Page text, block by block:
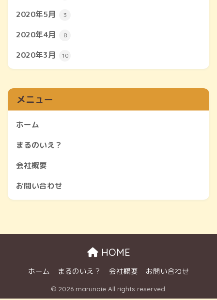
2020年5月 3
2020年4月 8
2020年3月 10
メニュー
ホーム
まるのいえ？
会社概要
お問い合わせ
HOME
ホーム まるのいえ？ 会社概要 お問い合わせ
© 2026 marunoie All rights reserved.